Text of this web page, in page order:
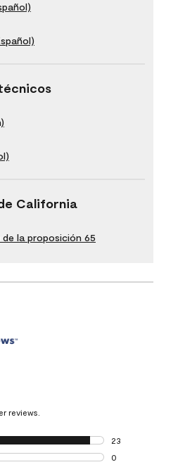
California
la proposición 65
reviews.
23
23 reviews with
0